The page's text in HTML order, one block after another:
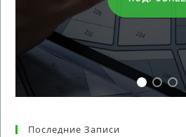
Последние Записи